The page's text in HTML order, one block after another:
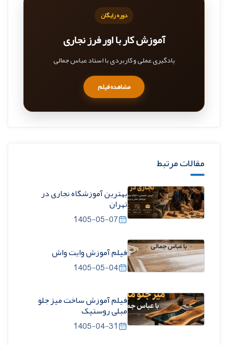
دوره رایگان
آموزش کار با اور فرز نجاری
یادگیری عملی و کاربردی با استاد عباس جمالی
مشاهده فیلم
مقالات مرتبط
بهترین آموزشگاه نجاری در
تهران
1405-05-07
فیلم آموزش وایت واش
1405-05-04
فیلم آموزش ساخت میز جلو
مبلی روستیک
1405-04-31